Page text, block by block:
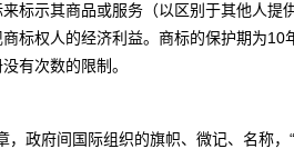
标示其商品或服务（以区别于其他人提
标权人的经济利益。商标的保护期为10
有次数的限制。
政府间国际组织的旗帜、微记、名称，